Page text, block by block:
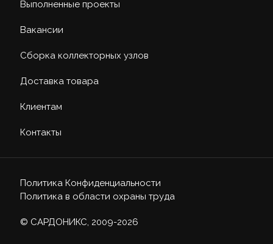
Выполненные проекты
Вакансии
Сборка коллекторных узлов
Доставка товара
Клиентам
Контакты
Политика Конфиденциальности
Политика в области охраны труда
© САРДОНИКС, 2009-2026